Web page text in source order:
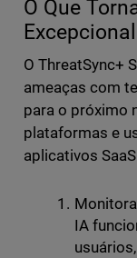
O Que
Excepcional
O ThreatSync+
ameaças com
para o próximo
plataformas e
aplicativos
IA